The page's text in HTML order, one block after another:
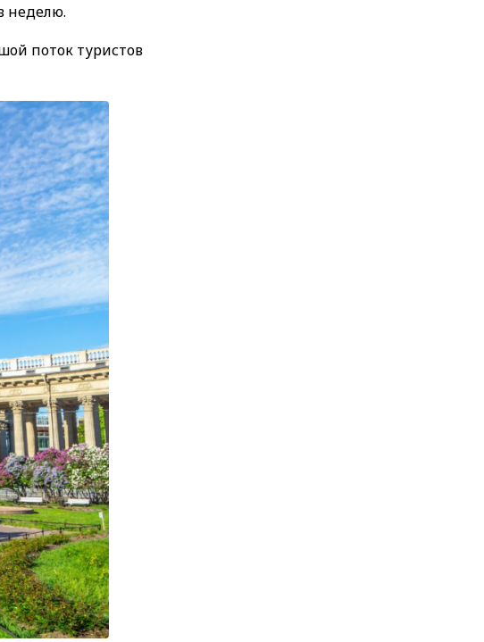
неделю.
поток туристов